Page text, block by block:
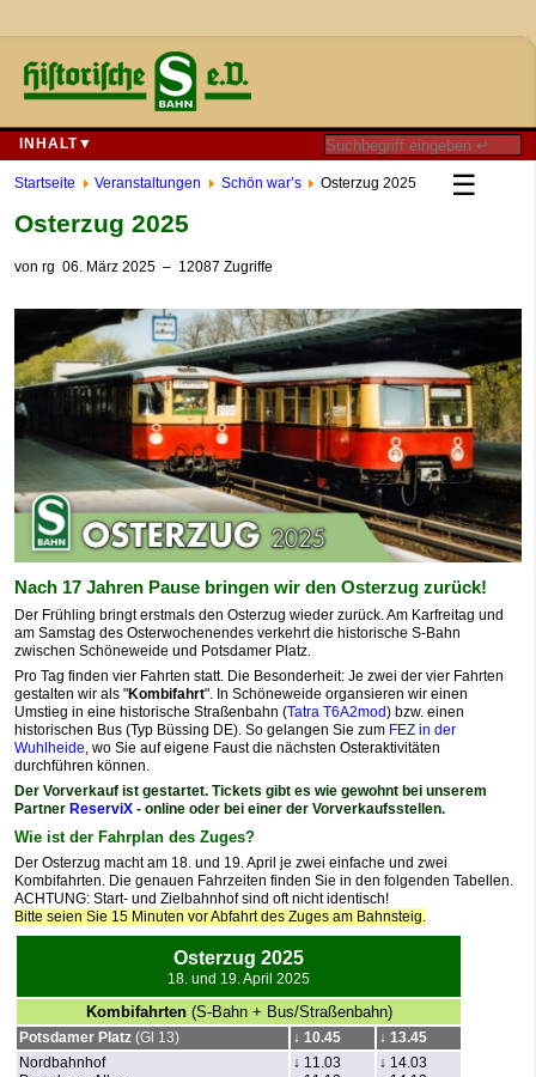
INHALT▼
☰
Startseite Veranstaltungen Schön war’s Osterzug 2025
Osterzug 2025
von rg 06. März 2025 – 12087 Zugriffe
Nach 17 Jahren Pause bringen wir den Osterzug zurück!
Der Frühling bringt erstmals den Osterzug wieder zurück. Am Karfreitag und
am Samstag des Osterwochenendes verkehrt die historische S-Bahn
zwischen Schöneweide und Potsdamer Platz.
Pro Tag finden vier Fahrten statt. Die Besonderheit: Je zwei der vier Fahrten
gestalten wir als "Kombifahrt". In Schöneweide organsieren wir einen
Umstieg in eine historische Straßenbahn (Tatra T6A2mod) bzw. einen
historischen Bus (Typ Büssing DE). So gelangen Sie zum FEZ in der
Wuhlheide, wo Sie auf eigene Faust die nächsten Osteraktivitäten
durchführen können.
Der Vorverkauf ist gestartet. Tickets gibt es wie gewohnt bei unserem
Partner ReserviX - online oder bei einer der Vorverkaufsstellen.
Wie ist der Fahrplan des Zuges?
Der Osterzug macht am 18. und 19. April je zwei einfache und zwei
Kombifahrten. Die genauen Fahrzeiten finden Sie in den folgenden Tabellen.
ACHTUNG: Start- und Zielbahnhof sind oft nicht identisch!
Bitte seien Sie 15 Minuten vor Abfahrt des Zuges am Bahnsteig.
Osterzug 2025
18. und 19. April 2025
Kombifahrten(S-Bahn + Bus/Straßenbahn)
Potsdamer Platz (Gl 13) ↓ 10.45 ↓ 13.45
Nordbahnhof
↓ 11.03
↓ 14.03